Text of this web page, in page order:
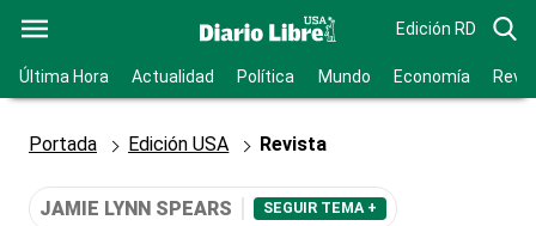
Edición RD
Última Hora Actualidad Política Mundo Economía
Portada Edición USA Revista
JAMIE LYNN SPEARS SEGUIR TEMA +